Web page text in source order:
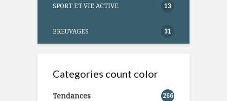
SPORT ET VIE ACTIVE 13
BREUVAGES 31
Categories count color
Tendances 266